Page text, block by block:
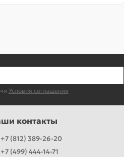
Условия соглашения
контакты
+7 (812) 389-26-20
+7 (499) 444-14-71